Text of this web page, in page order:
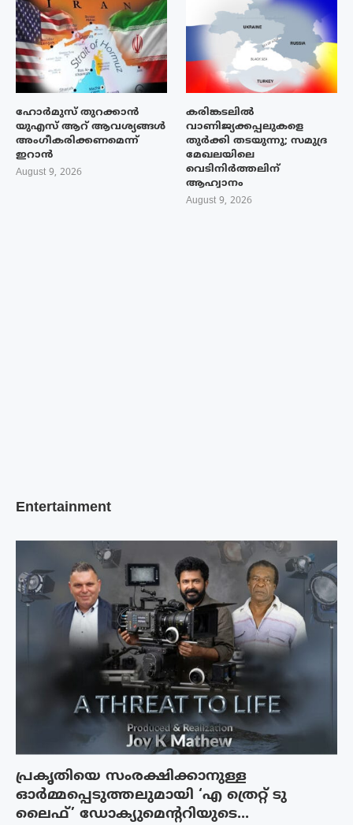
ഹോർമുസ് തുറക്കാൻ
യുഎസ് ആറ് ആവശ്യങ്ങൾ
അംഗീകരിക്കണമെന്ന്
ഇറാൻ
August 9, 2026
കരിങ്കടലിൽ
വാണിജ്യക്കപ്പലുകളെ
തുർക്കി തടയുന്നു; സമുദ്ര
മേഖലയിലെ
വെടിനിർത്തലിന്
ആഹ്വാനം
August 9, 2026
Entertainment
പ്രകൃതിയെ സംരക്ഷിക്കാനുള്ള
ഓർമ്മപ്പെടുത്തലുമായി ‘എ ത്രെറ്റ് ടു
ലൈഫ്’ ഡോക്യുമെന്ററിയുടെ...